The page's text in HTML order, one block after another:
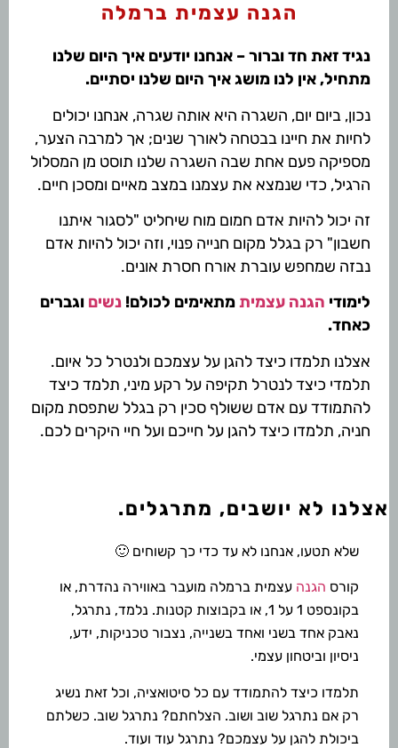
הגנה עצמית ברמלה
נגיד זאת חד וברור – אנחנו יודעים איך היום שלנו
מתחיל, אין לנו מושג איך היום שלנו יסתיים.
נכון, ביום יום, השגרה היא אותה שגרה, אנחנו יכולים
לחיות את חיינו בבטחה לאורך שנים; אך למרבה הצער,
מספיקה פעם אחת שבה השגרה שלנו תוסט מן המסלול
הרגיל, כדי שנמצא את עצמנו במצב מאיים ומסכן חיים.
זה יכול להיות אדם חמום מוח שיחליט "לסגור איתנו
חשבון" רק בגלל מקום חנייה פנוי, וזה יכול להיות אדם
נבזה שמחפש עוברת אורח חסרת אונים.
לימודי הגנה עצמיתמתאימים לכולם!נשים וגברים
כאחד.
אצלנו תלמדו כיצד להגן על עצמכם ולנטרל כל איום.
תלמדי כיצד לנטרל תקיפה על רקע מיני, תלמד כיצד
להתמודד עם אדם ששולף סכין רק בגלל שתפסת מקום
חניה, תלמדו כיצד להגן על חייכם ועל חיי היקרים לכם.
אצלנו לא יושבים, מתרגלים.
שלא תטעו, אנחנו לא עד כדי כך קשוחים 🙂
קורס הגנה עצמית ברמלה מועבר באווירה נהדרת, או
בקונספט 1 על 1, או בקבוצות קטנות. נלמד, נתרגל,
נאבק אחד בשני ואחד בשנייה, נצבור טכניקות, ידע,
ניסיון וביטחון עצמי.
תלמדו כיצד להתמודד עם כל סיטואציה, וכל זאת נשיג
רק אם נתרגל שוב ושוב. הצלחתם? נתרגל שוב. כשלתם
ביכולת להגן על עצמכם? נתרגל עוד ועוד.